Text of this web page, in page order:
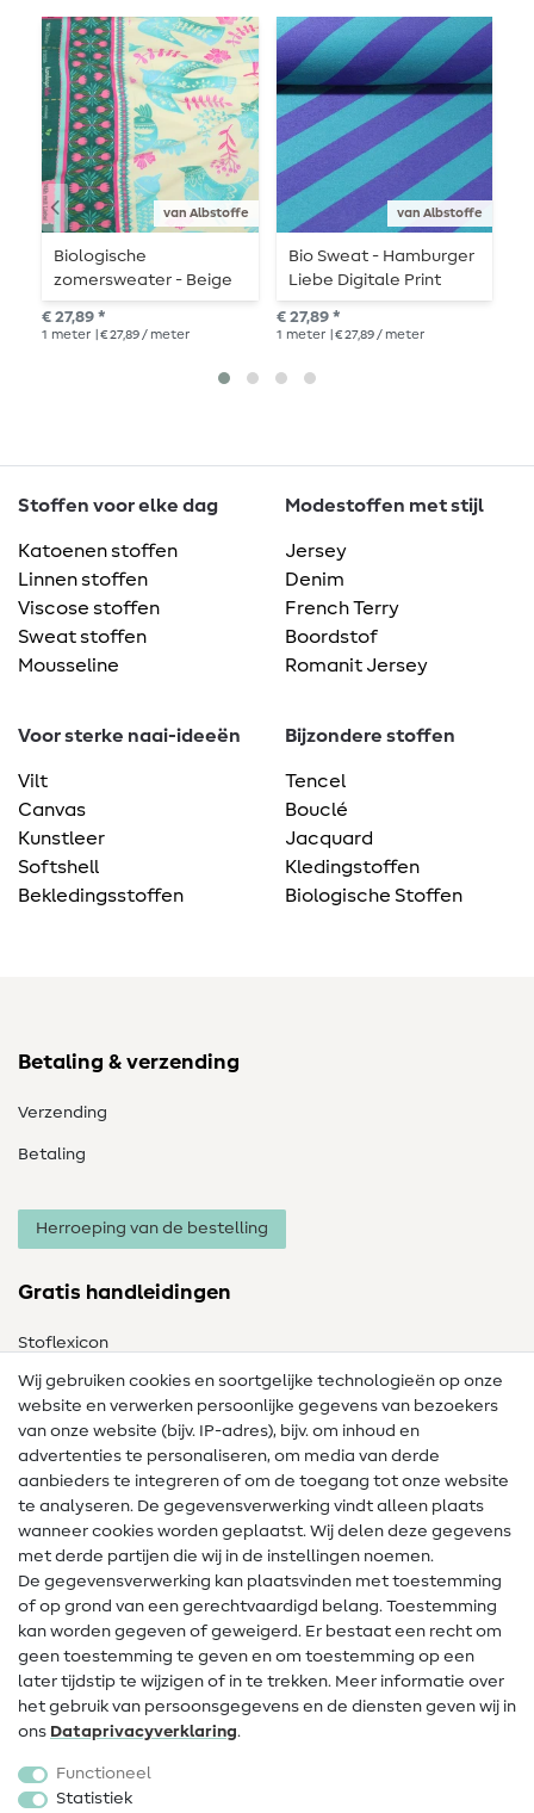
van Albstoffe
Biologische
zomersweater - Beige
Turkoois
€ 27,89 *
1 meter | € 27,89 / meter
van Albstoffe
Bio Sweat - Hamburger
Liebe Digitale Print
Stripemania Solid
Petrol Purple
€ 27,89 *
1 meter | € 27,89 / meter
Stoffen voor elke dag
Katoenen stoffen
Linnen stoffen
Viscose stoffen
Sweat stoffen
Mousseline
Modestoffen met stijl
Jersey
Denim
French Terry
Boordstof
Romanit Jersey
Voor sterke naai-ideeën
Vilt
Canvas
Kunstleer
Softshell
Bekledingsstoffen
Bijzondere stoffen
Tencel
Bouclé
Jacquard
Kledingstoffen
Biologische Stoffen
Betaling & verzending
Verzending
Betaling
Herroeping van de bestelling
Gratis handleidingen
Stoflexicon
Naailexicon
Gratis Naaipatronen
Hulp & contact
Contact
Wijziging van eigenaar
FAQ
Herroepingsrecht
Populair
Fournituren
Wij gebruiken cookies en soortgelijke technologieën op onze
website en verwerken persoonlijke gegevens van bezoekers
van onze website (bijv. IP-adres), bijv. om inhoud en
advertenties te personaliseren, om media van derde
aanbieders te integreren of om de toegang tot onze website
te analyseren. De gegevensverwerking vindt alleen plaats
wanneer cookies worden geplaatst. Wij delen deze gegevens
met derde partijen die wij in de instellingen noemen.
De gegevensverwerking kan plaatsvinden met toestemming
of op grond van een gerechtvaardigd belang. Toestemming
kan worden gegeven of geweigerd. Er bestaat een recht om
geen toestemming te geven en om toestemming op een
later tijdstip te wijzigen of in te trekken. Meer informatie over
het gebruik van persoonsgegevens en de diensten geven wij in
ons Data­privacy­verklaring.
Functioneel
Statistiek